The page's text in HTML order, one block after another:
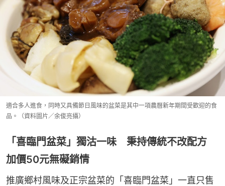
適合多人進食，同時又具備節日風味的盆菜是其中一項農曆新年期間受歡迎的食
品。（資料圖片／余俊亮攝）
「喜臨門盆菜」獨沽一味 秉持傳統不改配方
加價50元無礙銷情
推廣鄉村風味及正宗盆菜的「喜臨門盆菜」一直只售